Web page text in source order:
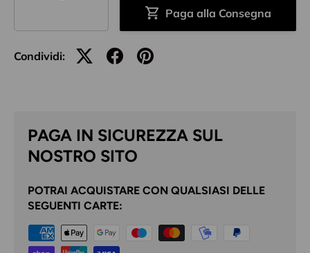
Paga alla Consegna
Condividi:
PAGA IN SICUREZZA SUL
NOSTRO SITO
POTRAI ACQUISTARE CON QUALSIASI DELLE
SEGUENTI CARTE: